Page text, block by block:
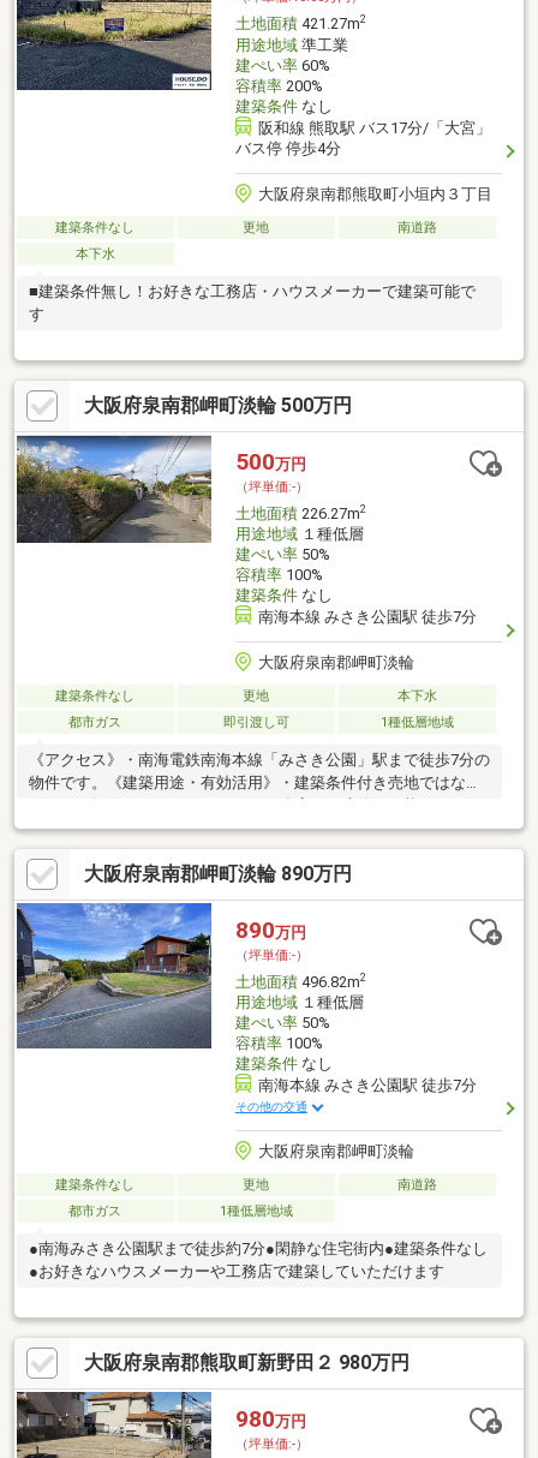
土地面積421.27m2
用途地域準工業
建ぺい率60%
容積率200%
建築条件なし
阪和線 熊取駅 バス17分/「大宮」
バス停 停歩4分
大阪府泉南郡熊取町小垣内３丁目
建築条件なし 更地
南道路
本下水
■建築条件無し！お好きな工務店・ハウスメーカーで建築可能で
す
大阪府泉南郡岬町淡輪 500万円
500万円
（坪単価:-）
土地面積226.27m2
用途地域１種低層
建ぺい率50%
容積率100%
建築条件なし
南海本線 みさき公園駅 徒歩7分
大阪府泉南郡岬町淡輪
建築条件なし 更地
本下水
都市ガス
即引渡し可 1種低層地域
《アクセス》・南海電鉄南海本線「みさき公園」駅まで徒歩7分の
物件です。《建築用途・有効活用》・建築条件付き売地ではない
間取り、設備、外観、全て自分好みのスタイルで一からご検討い
ただくことが可能です。《担当者より一言》・こちらの売地のご
紹介と併せて、周辺環境や不動産ご購入の流れ、住宅ローンのこ
と、購入にかかる諸費用などのご案内も可能です。 些細なこと
でも構いませんので、気になる点などございましたらいつでもお
気軽にお問合せください。お待ちしております。
大阪府泉南郡岬町淡輪 890万円
890万円
（坪単価:-）
土地面積496.82m2
用途地域１種低層
建ぺい率50%
容積率100%
建築条件なし
南海本線 みさき公園駅 徒歩7分
その他の交通
大阪府泉南郡岬町淡輪
建築条件なし 更地
南道路
都市ガス
1種低層地域
●南海みさき公園駅まで徒歩約7分●閑静な住宅街内●建築条件なし
●お好きなハウスメーカーや工務店で建築していただけます
大阪府泉南郡熊取町新野田２ 980万円
980万円
（坪単価:-）